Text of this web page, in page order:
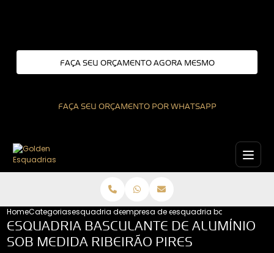
FAÇA SEU ORÇAMENTO AGORA MESMO
FAÇA SEU ORÇAMENTO POR WHATSAPP
HomeCategoriasesquadria de aluminioempresa de esquadrias de aluminio
esquadria basculante de
ESQUADRIA BASCULANTE DE ALUMÍNIO
SOB MEDIDA RIBEIRÃO PIRES